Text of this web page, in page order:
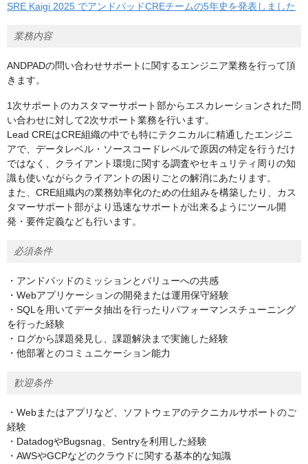
SRE Kaigi 2025 でアンドパッドCREチームの5年史を発表しました
業務内容
ANDPADの問い合わせサポートに関するエンジニア業務を行って頂
きます。
1次サポートのカスタマーサポート部からエスカレーションされた問
い合わせに対して2次サポート業務を行います。
Lead CREはCRE組織の中でも特にテクニカルに精通したエンジニ
アで、データレベル・ソースコードレベルで原因の特定を行うだけ
ではなく、クライアント環境に関する調査やセキュリティ周りの知
識も使いながらクライアントの困りごとの解消にあたります。
また、CRE組織内の業務効率化のための仕組みを構築したり、カス
タマーサポート部がより迅速なサポートが出来るようにツール開
発・要件定義なども行います。
必須条件
・アンドパッドのミッションとバリューへの共感
・Webアプリケーションの開発または運用保守経験
・SQLを用いてデータ抽出を行ったりパフォーマンスチューニング
を行った経験
・ログから課題発見し、課題解決まで実施した経験
・他部署とのコミュニケーション能力
歓迎条件
・Webまたはアプリなど、ソフトウェアのテクニカルサポートのご
経験
・DatadogやBugsnag、Sentryを利用した経験
・AWSやGCPなどのクラウドに関する基本的な知識